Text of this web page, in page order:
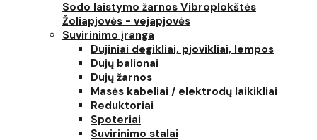
Sodo laistymo žarnos Vibroplokštės
Žoliapjovės - vejapjovės
Suvirinimo įranga
Dujiniai degikliai, pjovikliai, lempos
Dujų balionai
Dujų žarnos
Masės kabeliai / elektrodų laikikliai
Reduktoriai
Spoteriai
Suvirinimo stalai